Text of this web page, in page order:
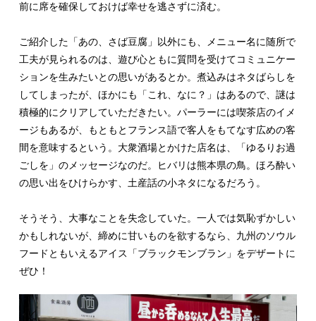
前に席を確保しておけば幸せを逃さずに済む。
ご紹介した「あの、さば豆腐」以外にも、メニュー名に随所で
工夫が見られるのは、遊び心ともに質問を受けてコミュニケー
ションを生みたいとの思いがあるとか。煮込みはネタばらしを
してしまったが、ほかにも「これ、なに？」はあるので、謎は
積極的にクリアしていただきたい。パーラーには喫茶店のイメ
ージもあるが、もともとフランス語で客人をもてなす広めの客
間を意味するという。大衆酒場とかけた店名は、「ゆるりお過
ごしを」のメッセージなのだ。ヒバリは熊本県の鳥。ほろ酔い
の思い出をひけらかす、土産話の小ネタになるだろう。
そうそう、大事なことを失念していた。一人では気恥ずかしい
かもしれないが、締めに甘いものを欲するなら、九州のソウル
フードともいえるアイス「ブラックモンブラン」をデザートに
ぜひ！